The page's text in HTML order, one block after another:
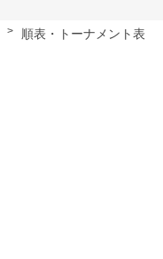
順表・トーナメント表